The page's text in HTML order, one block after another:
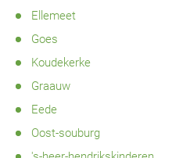
Ellemeet
Goes
Koudekerke
Graauw
Eede
Oost-souburg